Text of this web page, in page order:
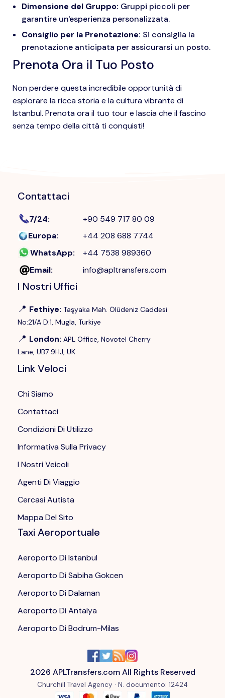
Dimensione del Gruppo: Gruppi piccoli per
garantire un'esperienza personalizzata.
Consiglio per la Prenotazione: Si consiglia la
prenotazione anticipata per assicurarsi un posto.
Prenota Ora il Tuo Posto
Non perdere questa incredibile opportunità di
esplorare la ricca storia e la cultura vibrante di
Istanbul. Prenota ora il tuo tour e lascia che il fascino
senza tempo della città ti conquisti!
Contattaci
7/24:
+90 549 717 80 09
Europa:
+44 208 688 7744
WhatsApp:
+44 7538 989360
Email: info@apltransfers.com
I Nostri Uffici
📍 Fethiye: Taşyaka Mah. Ölüdeniz Caddesi
No:21/A D:1, Mugla, Turkiye
📍 London: APL Office, Novotel Cherry
Lane, UB7 9HJ, UK
Link Veloci
Chi Siamo
Contattaci
Condizioni Di Utilizzo
Informativa Sulla Privacy
I Nostri Veicoli
Agenti Di Viaggio
Cercasi Autista
Mappa Del Sito
Taxi Aeroportuale
Aeroporto Di Istanbul
Aeroporto Di Sabiha Gokcen
Aeroporto Di Dalaman
Aeroporto Di Antalya
Aeroporto Di Bodrum-Milas
2026 APLTransfers.com All Rights Reserved
Churchill Travel Agency · N. documento: 12424